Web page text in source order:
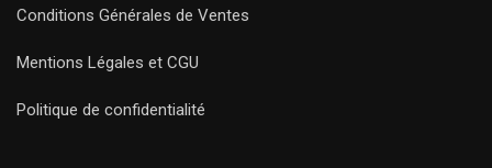
Conditions Générales de Ventes
Mentions Légales et CGU
Politique de confidentialité